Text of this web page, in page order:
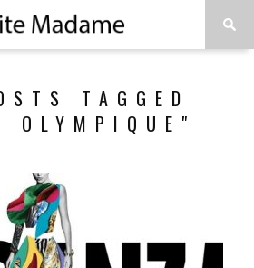
TAGGED
OLYMPIQUE"